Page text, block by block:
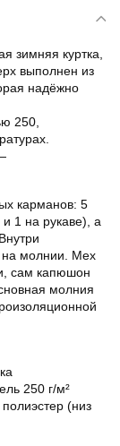
зимняя куртка,
выполнен из
надёжно
250,
карманов: 5
1 на рукаве), а
молнии. Мех
сам капюшон
молния
250 г/м²
(низ